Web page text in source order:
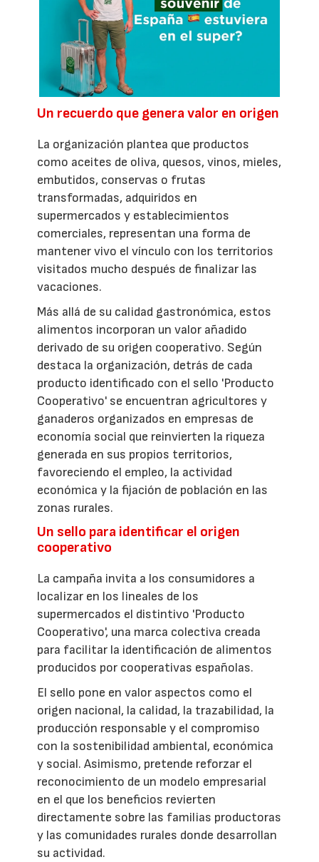
Un recuerdo que genera valor en origen
La organización plantea que productos
como aceites de oliva, quesos, vinos, mieles,
embutidos, conservas o frutas
transformadas, adquiridos en
supermercados y establecimientos
comerciales, representan una forma de
mantener vivo el vínculo con los territorios
visitados mucho después de finalizar las
vacaciones.
Más allá de su calidad gastronómica, estos
alimentos incorporan un valor añadido
derivado de su origen cooperativo. Según
destaca la organización, detrás de cada
producto identificado con el sello 'Producto
Cooperativo' se encuentran agricultores y
ganaderos organizados en empresas de
economía social que reinvierten la riqueza
generada en sus propios territorios,
favoreciendo el empleo, la actividad
económica y la fijación de población en las
zonas rurales.
Un sello para identificar el origen
cooperativo
La campaña invita a los consumidores a
localizar en los lineales de los
supermercados el distintivo 'Producto
Cooperativo', una marca colectiva creada
para facilitar la identificación de alimentos
producidos por cooperativas españolas.
El sello pone en valor aspectos como el
origen nacional, la calidad, la trazabilidad, la
producción responsable y el compromiso
con la sostenibilidad ambiental, económica
y social. Asimismo, pretende reforzar el
reconocimiento de un modelo empresarial
en el que los beneficios revierten
directamente sobre las familias productoras
y las comunidades rurales donde desarrollan
su actividad.